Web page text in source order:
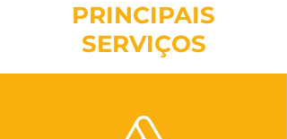
PRINCIPAIS
SERVIÇOS